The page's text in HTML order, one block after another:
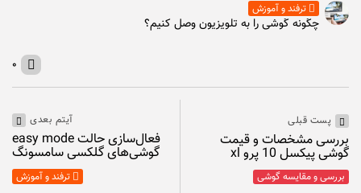
ترفند و آموزش
چگونه گوشی را به تلویزیون وصل کنیم؟
۰
پست قبلی
بررسی مشخصات و قیمت
گوشی پیکسل 10 پرو xl
بررسی و مقایسه گوشی
آیتم بعدی
فعال‌سازی حالت easy mode
گوشی‌های گلکسی سامسونگ
ترفند و آموزش